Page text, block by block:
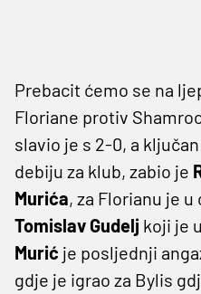
Prebacit ćemo se na
Floriane protiv
slavio je s 2-0, a
debiju za klub, zabio je
Murića, za Florianu je
Tomislav Gudelj koji je
Murić je posljednji
gdje je igrao za Bylis